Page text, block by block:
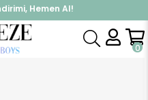
Hemen Al!
Kap, Hemen Üye Ol!
0